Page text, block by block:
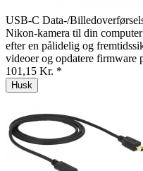
USB-C Data-/
Nikon-kamera til din
efter en pålidelig og
videoer og opdatere firmware
101,15 Kr. *
Husk